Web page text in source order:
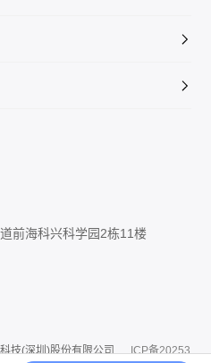
前海科兴科学园2栋11楼
科技(深圳)股份有限公司ICP备20253